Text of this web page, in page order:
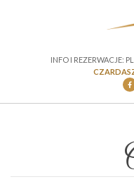
INFO I REZERWACJE: